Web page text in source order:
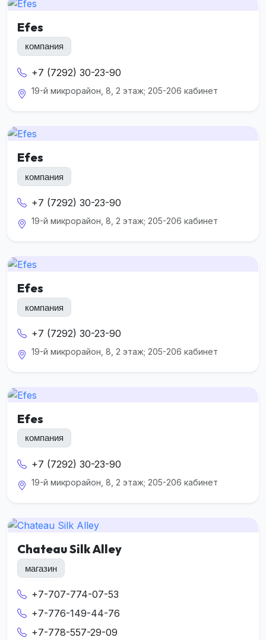
Efes
компания
+7 (7292) 30-23-90
19-й микрорайон, 8, 2 этаж; 205-206 кабинет
Efes
компания
+7 (7292) 30-23-90
19-й микрорайон, 8, 2 этаж; 205-206 кабинет
Efes
компания
+7 (7292) 30-23-90
19-й микрорайон, 8, 2 этаж; 205-206 кабинет
Efes
компания
+7 (7292) 30-23-90
19-й микрорайон, 8, 2 этаж; 205-206 кабинет
Chateau Silk Alley
магазин
+7-707-774-07-53
+7-776-149-44-76
+7-778-557-29-09